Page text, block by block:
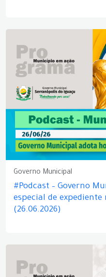
Governo Municipal
#Podcast – Governo
especial de expediente
(26.06.2026)